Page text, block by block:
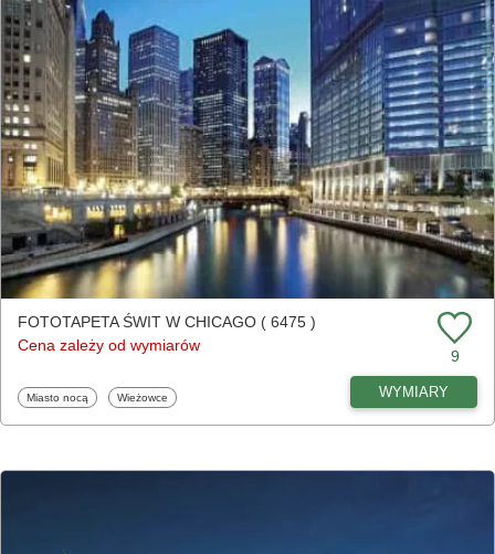
FOTOTAPETA ŚWIT W CHICAGO ( 6475 )
Cena zależy od wymiarów
9
Fototapety
Miasto nocą Fototapety
Wieżowce WYMIARY